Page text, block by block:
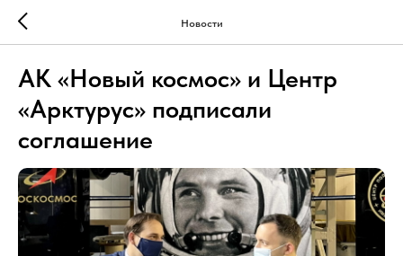
Новости
АК «Новый космос» и Центр
«Арктурус» подписали
соглашение